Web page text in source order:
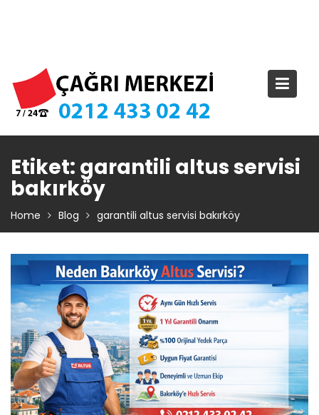
Etiket: garantili altus servisi
bakırköy
Home Blog garantili altus servisi bakırköy